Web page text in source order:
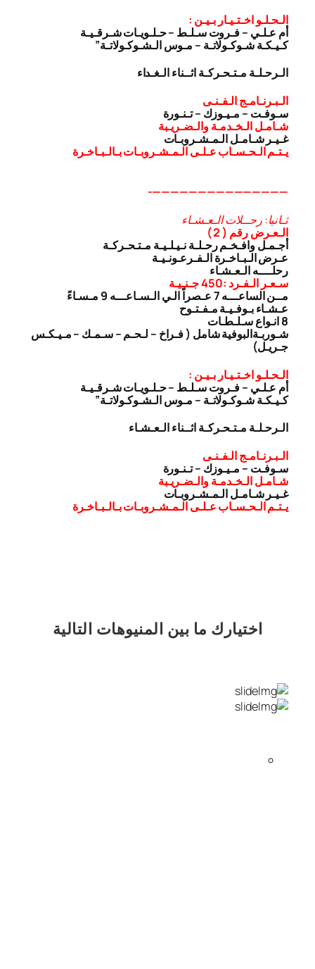
الـحـلـو اخـتـيـار بـيـن :
أم عـلـي – فـروت سـلـط – حـلـويـات شـرقـيـة
كـيـكـة شـوكـولاتـة – مـوس الـشـوكـولاتـة”
الـرحـلـة مـتـحـركـة اثــناء الـغـداء
الـبـرنـامـج الـفـنـى
سـوفـت – مـيـوزك – تـنـورة
شـامـل الـخـدمـة والـضـريـبة
غـيـر شـامـل الـمـشـروبـات
يـتـم الـحـسـاب عـلـى الـمـشـروبـات بـالـبـاخـرة
———————————————-
ثـانيا: رحــلات الـعـشـاء
الـعـرض رقم ( 2 )
أجـمـل وافـخـم رحـلـة نـيـلـيـة مـتـحـركـة
عـرض الـبـاخـرة الـفـرعـونـيـة
رحلــــه الـعـشـاء
سـعـر الـفـرد :450 جـنـيـة
مــن الساعـــه 7 عـصراً الـي الـسـاعـــه 9 مـسـاءً
عـشـاء بـوفـيـة مـفـتـوح
8 انـواع سـلـطـات
شـوربـةالبوفية شامل ( فـراخ – لـحـم – سـمـك – مـيـكـس
جـريـل)
الـحـلـو اخـتـيـار بـيـن :
أم عـلـي – فـروت سـلـط – حـلـويـات شـرقـيـة
كـيـكـة شـوكـولاتـة – مـوس الـشـوكـولاتـة”
الـرحـلـة مـتـحـركـة اثــناء الـعـشـاء
الـبـرنـامـج الـفـنـى
سـوفـت – مـيـوزك – تـنـورة
شـامـل الـخـدمـة والـضـريـبة
غـيـر شـامـل الـمـشـروبـات
يـتـم الـحـسـاب عـلـى الـمـشـروبـات بـالـبـاخـرة
اختيارك ما بين المنيوهات التالية